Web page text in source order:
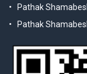
Pathak
Pathak